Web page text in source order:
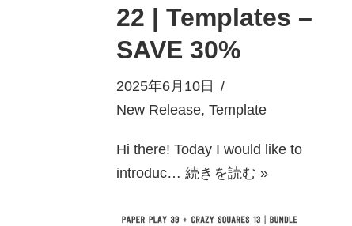
22 | Templates –
SAVE 30%
2025年6月10日
New Release, Template
Hi there! Today I would like to
introduc… 続きを読む »